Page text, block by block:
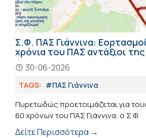
Σ.Φ. ΠΑΣ Γιάννινα:
χρόνια του ΠΑΣ αντάξιοι
30-06-2026
TAGS: #ΠΑΣ Γιάννινα
Πυρετωδώς προετοιμάζεται για
60 χρόνων του ΠΑΣ Γιάννινα, ο Σ.Φ.
Δείτε Περισσότερα →